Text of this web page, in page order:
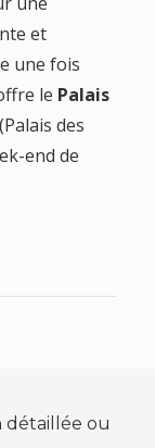
et
une fois
le Palais
(Palais des
end de
détaillée ou